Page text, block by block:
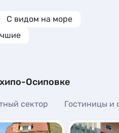
С видом на море
Осиповке
сектор Гостиницы и